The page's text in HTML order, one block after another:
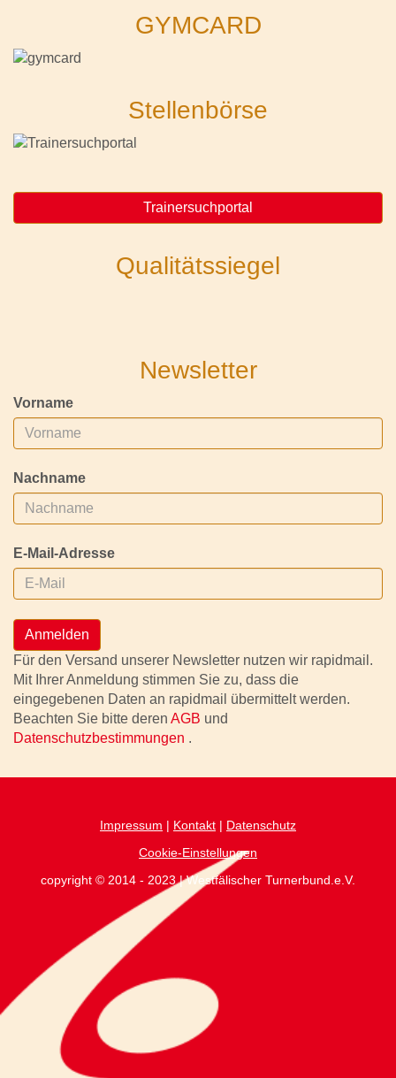
GYMCARD
Stellenbörse
Trainersuchportal
Qualitätssiegel
Newsletter
Vorname
Nachname
E-Mail-Adresse
Anmelden
Für den Versand unserer Newsletter nutzen wir rapidmail.
Mit Ihrer Anmeldung stimmen Sie zu, dass die
eingegebenen Daten an rapidmail übermittelt werden.
Beachten Sie bitte deren AGB und
Datenschutzbestimmungen .
Impressum | Kontakt | Datenschutz
Cookie-Einstellungen
copyright © 2014 - 2023 | Westfälischer Turnerbund.e.V.